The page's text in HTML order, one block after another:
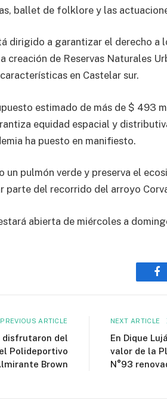
ballet de folklore y las
dirigido a garantizar el derecho a
creación de Reservas Naturales
en Castelar sur.
estimado de más de $ 493
equidad espacial y
ha puesto en manifiesto.
un pulmón verde y preserva el
parte del recorrido del arroyo
abierta de miércoles a
PREVIOUS ARTICLE
disfrutaron del
Polideportivo
Brown
NEXT ARTICLE
En Dique
valor de la
N°93